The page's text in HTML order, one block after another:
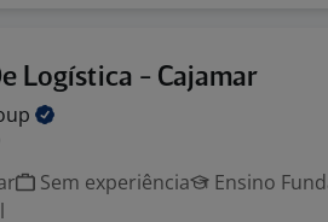
Logística - Cajamar
Sem experiência
Ensino